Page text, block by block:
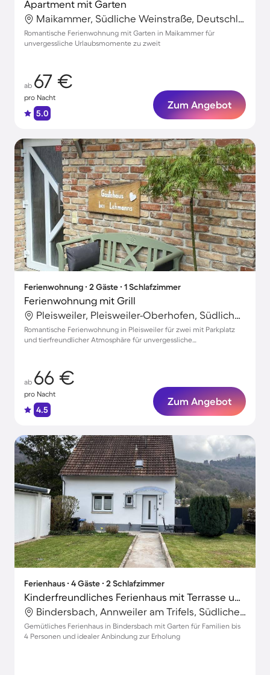
Apartment mit Garten
Maikammer, Südliche Weinstraße, Deutschland
Romantische Ferienwohnung mit Garten in Maikammer für
unvergessliche Urlaubsmomente zu zweit
ab 67 €
pro Nacht
5.0
Zum Angebot
Ferienwohnung ∙ 2 Gäste ∙ 1 Schlafzimmer
Ferienwohnung mit Grill
Pleisweiler, Pleisweiler-Oberhofen, Südliche Weinstraße
Romantische Ferienwohnung in Pleisweiler für zwei mit Parkplatz
und tierfreundlicher Atmosphäre für unvergessliche
ab 66 €
pro Nacht
4.5
Zum Angebot
Ferienhaus ∙ 4 Gäste ∙ 2 Schlafzimmer
Kinderfreundliches Ferienhaus mit Terrasse und Garten
Bindersbach, Annweiler am Trifels, Südliche Weinstraße
Gemütliches Ferienhaus in Bindersbach mit Garten für Familien bis
4 Personen und idealer Anbindung zur Erholung